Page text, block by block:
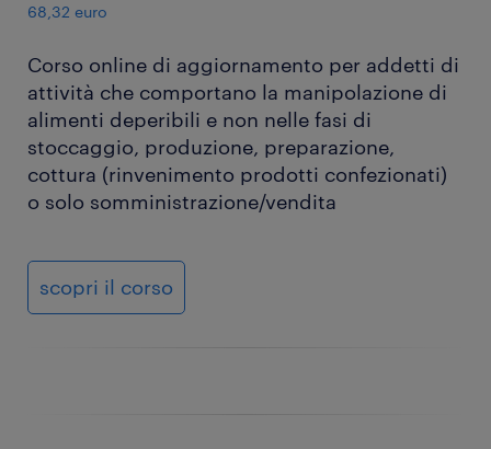
68,32 euro
Corso online di aggiornamento per addetti di
attività che comportano la manipolazione di
alimenti deperibili e non nelle fasi di
stoccaggio, produzione, preparazione,
cottura (rinvenimento prodotti confezionati)
o solo somministrazione/vendita
scopri il corso